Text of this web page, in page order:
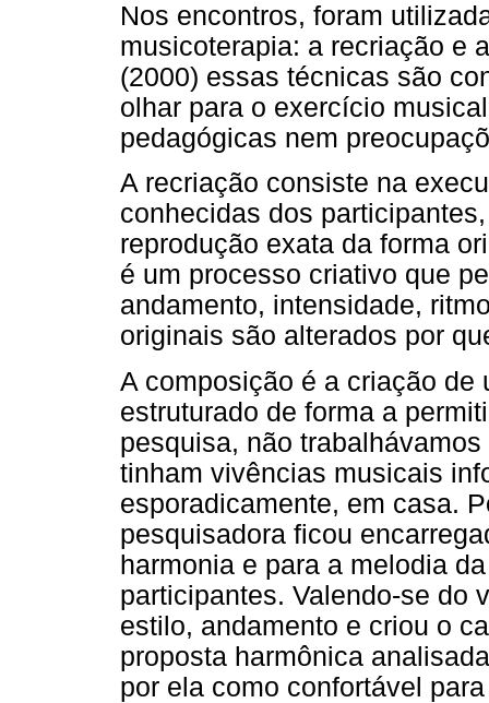
Nos encontros, foram
musicoterapia: a recriação e
(2000) essas técnicas são
olhar para o exercício
pedagógicas nem
A recriação consiste na
conhecidas dos
reprodução exata da forma
é um processo criativo que
andamento, intensidade,
originais são alterados por
A composição é a criação
estruturado de forma a
pesquisa, não
tinham vivências musicais
esporadicamente, em casa.
pesquisadora ficou
harmonia e para a melodia
participantes. Valendo-se do
estilo, andamento e criou o
proposta harmônica
por ela como confortável